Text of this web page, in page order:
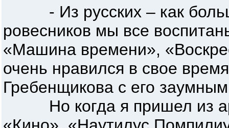
- Из русских – как
ровесников мы все
«Машина времени»,
очень нравился в свое
Гребенщикова с его
Но когда я пришел из